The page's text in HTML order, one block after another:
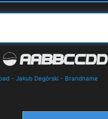
- Jakub Degórski - Brandname